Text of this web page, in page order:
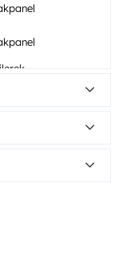
ışığından
suyun uzun